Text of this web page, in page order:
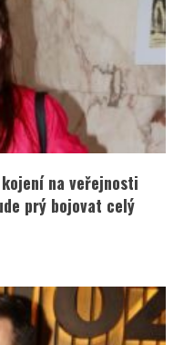
na veřejnosti
prý bojovat celý